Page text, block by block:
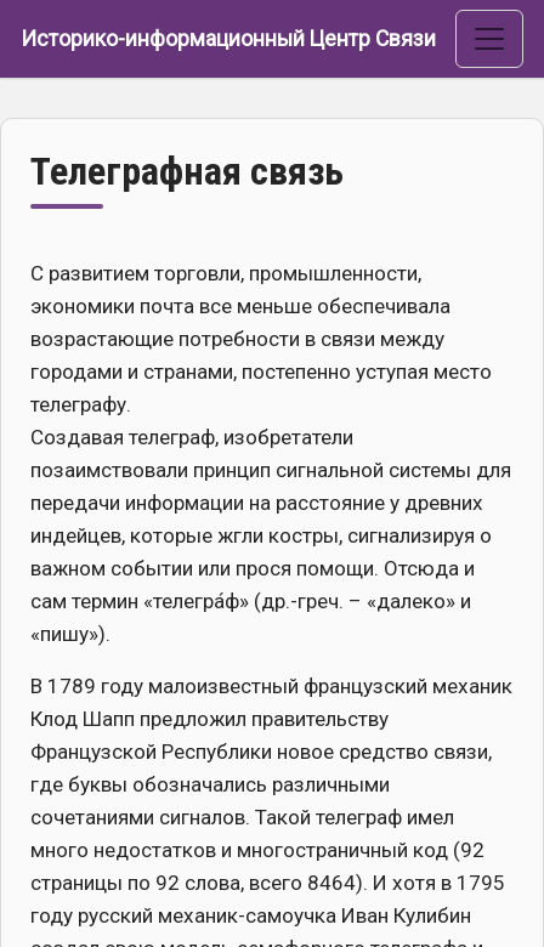
Историко-информационный Центр Связи
Телеграфная связь
С развитием торговли, промышленности,
экономики почта все меньше обеспечивала
возрастающие потребности в связи между
городами и странами, постепенно уступая место
телеграфу.
Создавая телеграф, изобретатели
позаимствовали принцип сигнальной системы для
передачи информации на расстояние у древних
индейцев, которые жгли костры, сигнализируя о
важном событии или прося помощи. Отсюда и
сам термин «телегра́ф» (др.-греч. – «далеко» и
«пишу»).
В 1789 году малоизвестный французский механик
Клод Шапп предложил правительству
Французской Республики новое средство связи,
где буквы обозначались различными
сочетаниями сигналов. Такой телеграф имел
много недостатков и многостраничный код (92
страницы по 92 слова, всего 8464). И хотя в 1795
году русский механик-самоучка Иван Кулибин